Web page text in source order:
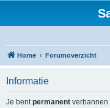
Home Forumoverzicht
Informatie
Je bentpermanent verbannen